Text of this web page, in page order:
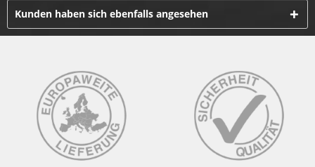
Kunden haben sich ebenfalls angesehen